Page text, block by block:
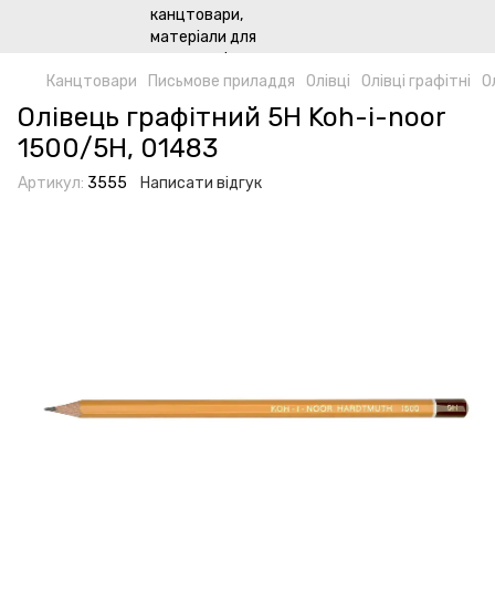
Канцтовари Письмове приладдя Олівці Олівці графітні
Олівець графітний 5H Koh-i-noor
1500/5H, 01483
Артикул: 3555 Написати відгук